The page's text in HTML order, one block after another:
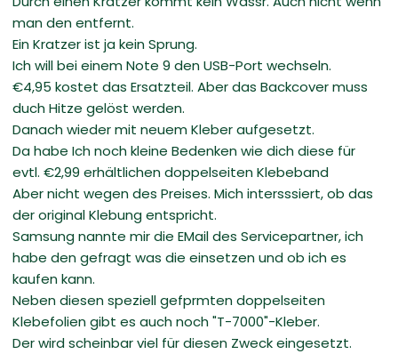
man den entfernt.
Ein Kratzer ist ja kein Sprung.
Ich will bei einem Note 9 den USB-Port wechseln.
€4,95 kostet das Ersatzteil. Aber das Backcover muss
duch Hitze gelöst werden.
Danach wieder mit neuem Kleber aufgesetzt.
Da habe Ich noch kleine Bedenken wie dich diese für
evtl. €2,99 erhältlichen doppelseiten Klebeband
Aber nicht wegen des Preises. Mich intersssiert, ob das
der original Klebung entspricht.
Samsung nannte mir die EMail des Servicepartner, ich
habe den gefragt was die einsetzen und ob ich es
kaufen kann.
Neben diesen speziell gefprmten doppelseiten
Klebefolien gibt es auch noch "T-7000"-Kleber.
Der wird scheinbar viel für diesen Zweck eingesetzt.